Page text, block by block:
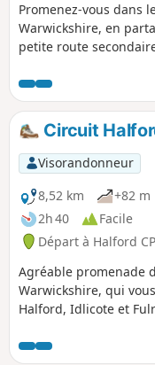
Promenez-vous dans
Warwickshire, en
petite route
chemins de
Stretton on Fosse. Ce
Fosse Way a une
Darlingscott par des
secondaires. La
repère 7, au pub The
Circuit
Visorandonneur
8,52 km
+82 m
2h 40
Facile
Départ à Halford
Agréable promenade
Warwickshire, qui
Halford, Idlicote et
vous apercevrez peut-